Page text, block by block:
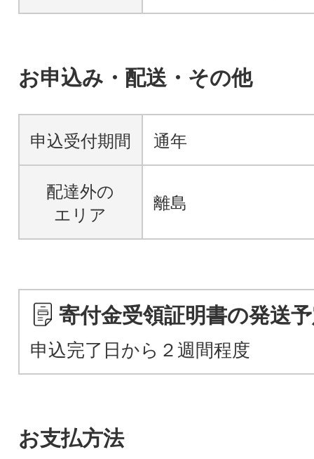
お申込み・配送・その他
申込受付期間 通年
配達外の
エリア
離島
寄付金受領証明書の発送
申込完了日から２週間程度
お支払方法